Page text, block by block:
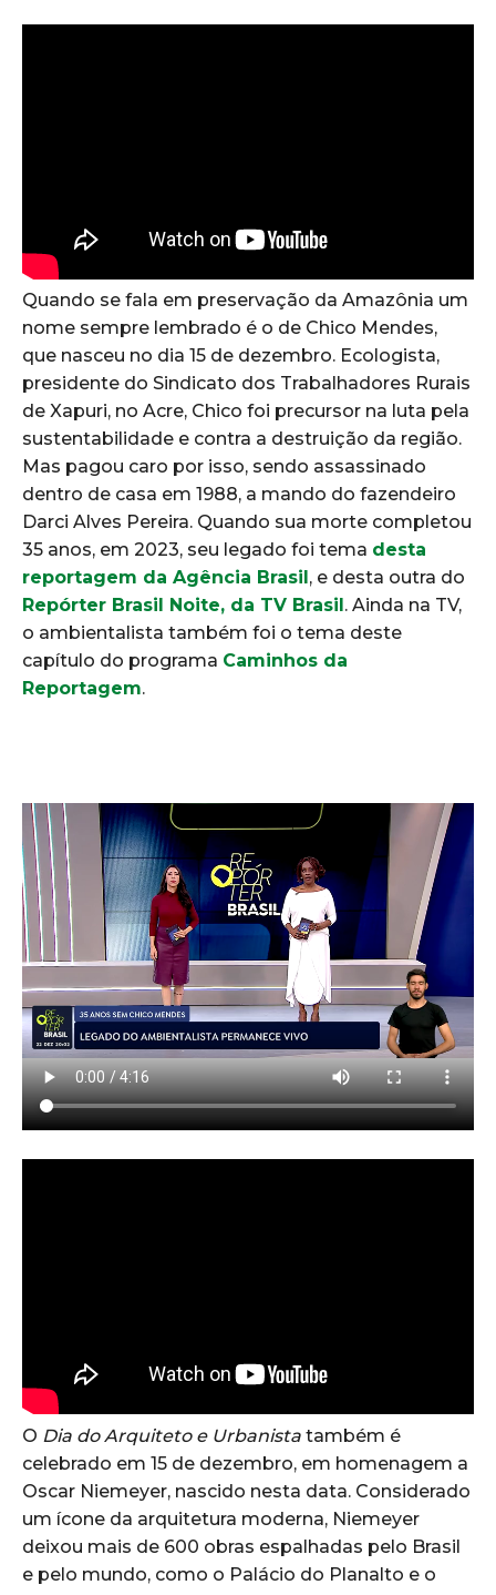
Quando se fala em preservação da Amazônia um
nome sempre lembrado é o de Chico Mendes,
que nasceu no dia 15 de dezembro. Ecologista,
presidente do Sindicato dos Trabalhadores Rurais
de Xapuri, no Acre, Chico foi precursor na luta pela
sustentabilidade e contra a destruição da região.
Mas pagou caro por isso, sendo assassinado
dentro de casa em 1988, a mando do fazendeiro
Darci Alves Pereira. Quando sua morte completou
35 anos, em 2023, seu legado foi tema desta
reportagem da Agência Brasil , e desta outra do
Repórter Brasil Noite, da TV Brasil . Ainda na TV,
o ambientalista também foi o tema deste
capítulo do programa Caminhos da
Reportagem.
O Dia do Arquiteto e Urbanista também é
celebrado em 15 de dezembro, em homenagem a
Oscar Niemeyer, nascido nesta data. Considerado
um ícone da arquitetura moderna, Niemeyer
deixou mais de 600 obras espalhadas pelo Brasil
e pelo mundo, como o Palácio do Planalto e o